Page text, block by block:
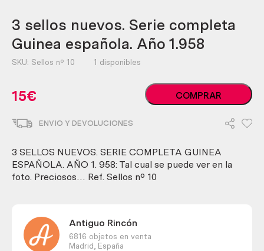
3 sellos nuevos. Serie completa
Guinea española. Año 1.958
SKU: Sellos nº 10 1 disponibles
15€
3
sellos
Guinea
española.
Año
COMPRAR
ENVIO Y DEVOLUCIONES
3 SELLOS NUEVOS. SERIE COMPLETA GUINEA
ESPAÑOLA. AÑO 1. 958: Tal cual se puede ver en la
foto. Preciosos… Ref. Sellos nº 10
Antiguo Rincón
6816 objetos en venta
Madrid,
España